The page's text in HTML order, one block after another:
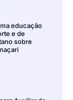
educação
e de
sobre